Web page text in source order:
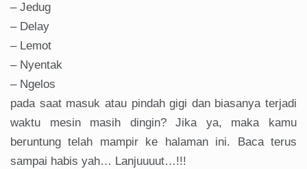
– Jedug
– Delay
– Lemot
– Nyentak
– Ngelos
pada saat masuk atau pindah gigi dan biasanya terjadi
waktu mesin masih dingin? Jika ya, maka kamu
beruntung telah mampir ke halaman ini. Baca terus
sampai habis yah… Lanjuuuut…!!!